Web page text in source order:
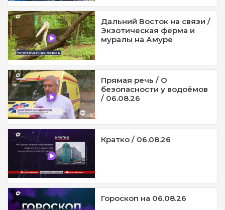
Дальний Восток на связи /
Экзотическая ферма и
муралы на Амуре
Прямая речь / О
безопасности у водоёмов
/ 06.08.26
Кратко / 06.08.26
Гороскоп на 06.08.26